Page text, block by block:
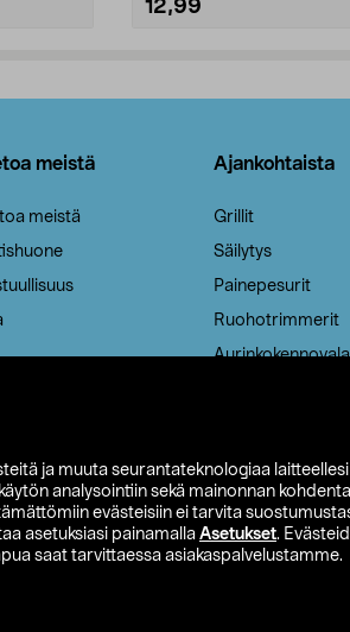
ja muuta seurantateknologiaa laitteellesi
analysointiin sekä mainonnan
evästeisiin ei tarvita
asetuksiasi painamalla Asetukset.
saat tarvittaessa asiakaspalvelustamme.
12,99
meistä
meistä
Ajankohtaista
Grillit
Säilytys
Painepesurit
Ruohotrimmerit